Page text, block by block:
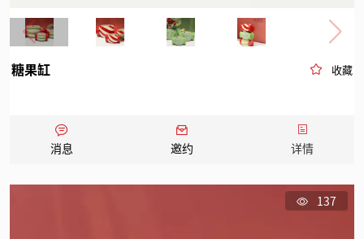
糖果缸 收藏
消息 邀约 详情
137